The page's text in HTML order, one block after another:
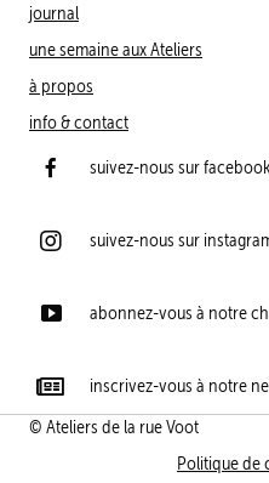
journal
une semaine aux Ateliers
à propos
info & contact
suivez-nous sur facebook
suivez-nous sur
abonnez-vous à notre
inscrivez-vous à notre
© Ateliers de la rue Voot
Politique de